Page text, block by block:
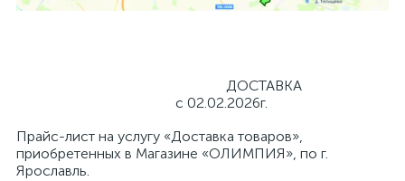
ДОСТАВКА
с 02.02.2026г.
Прайс-лист на услугу «Доставка товаров»,
приобретенных в Магазине «ОЛИМПИЯ», по г.
Ярославль.